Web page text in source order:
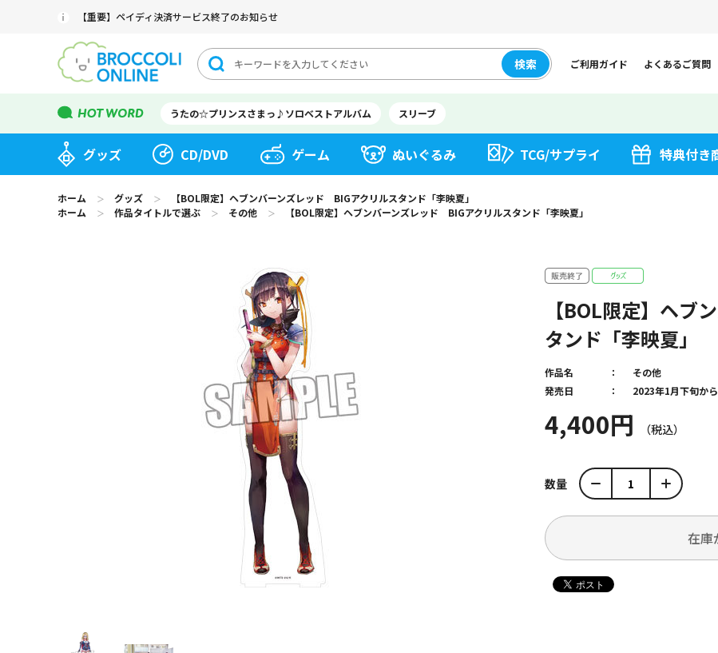
【重要】ペイディ決済サービス終了のお知らせ
検索 ご利用ガイド よくあるご質問
うたの☆プリンスさまっ♪ソロベストアルバム スリーブ
グッズ CD/DVD ゲーム ぬいぐるみ TCG/サプライ 特典付き
ホーム ＞ グッズ ＞
【BOL限定】ヘブンバーンズレッド BIGアクリルスタンド「李映夏」
ホーム
＞ 作品タイトルで選ぶ ＞ その他 ＞ 【BOL限定】ヘブンバーンズレッド BIGアクリルスタンド「李映夏」
【BOL限定】ヘ
タンド「李映夏」
4,400円
作品名
その他
発売日
2023年1月下旬か
数量
在庫